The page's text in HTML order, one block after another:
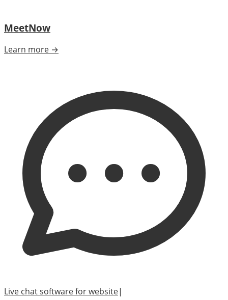
MeetNow
Learn more →
Live chat software for website|